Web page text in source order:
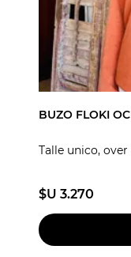
BUZO FLOKI
Talle unico, over
$U 3.270